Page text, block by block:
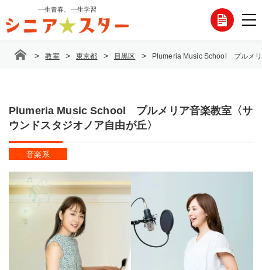
テ
一生青春、一生学習
各
い
> 教室 > 東京都 > 目黒区 > Plumeria Music School プルメ
Plumeria Music School プルメリア音楽教室〈サ
ウンドスタジオノア自由が丘〉
音楽系